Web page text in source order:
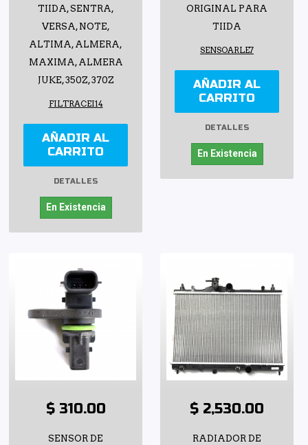
TIIDA, SENTRA,
VERSA, NOTE,
ALTIMA, ALMERA,
MAXIMA, ALMERA
JUKE, 350Z, 370Z
FILTRACEI14
AÑADIR AL
CARRITO
DETALLES
En Existencia
ORIGINAL PARA
TIIDA
SENSOARLE7
AÑADIR AL
CARRITO
DETALLES
En Existencia
$ 310.00
SENSOR DE
$ 2,530.00
RADIADOR DE